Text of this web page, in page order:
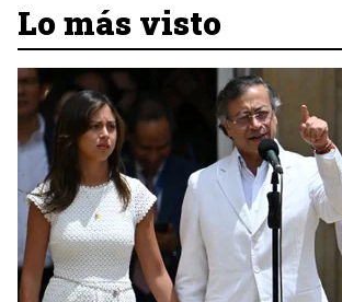
Lo más visto